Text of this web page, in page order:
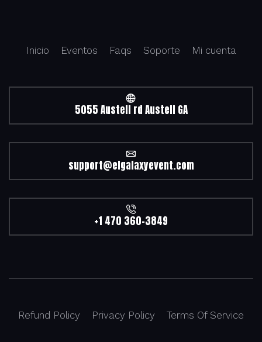
Inicio Eventos Faqs Soporte Mi cuenta
5055 Austell rd Austell GA
support@elgalaxyevent.com
+1 470 360-3849
Refund Policy Privacy Policy Terms Of Service